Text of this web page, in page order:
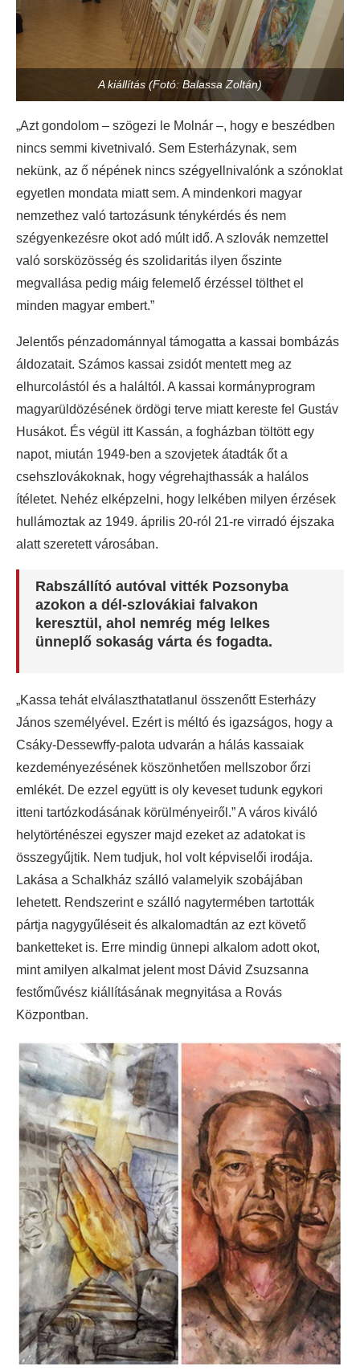
A kiállítás (Fotó: Balassa Zoltán)
„Azt gondolom – szögezi le Molnár –, hogy e beszédben
nincs semmi kivetnivaló. Sem Esterházynak, sem
nekünk, az ő népének nincs szégyellnivalónk a szónoklat
egyetlen mondata miatt sem. A mindenkori magyar
nemzethez való tartozásunk ténykérdés és nem
szégyenkezésre okot adó múlt idő. A szlovák nemzettel
való sorsközösség és szolidaritás ilyen őszinte
megvallása pedig máig felemelő érzéssel tölthet el
minden magyar embert.”
Jelentős pénzadománnyal támogatta a kassai bombázás
áldozatait. Számos kassai zsidót mentett meg az
elhurcolástól és a haláltól. A kassai kormányprogram
magyarüldözésének ördögi terve miatt kereste fel Gustáv
Husákot. És végül itt Kassán, a fogházban töltött egy
napot, miután 1949-ben a szovjetek átadták őt a
csehszlovákoknak, hogy végrehajthassák a halálos
ítéletet. Nehéz elképzelni, hogy lelkében milyen érzések
hullámoztak az 1949. április 20-ról 21-re virradó éjszaka
alatt szeretett városában.
Rabszállító autóval vitték Pozsonyba
azokon a dél-szlovákiai falvakon
keresztül, ahol nemrég még lelkes
ünneplő sokaság várta és fogadta.
„Kassa tehát elválaszthatatlanul összenőtt Esterházy
János személyével. Ezért is méltó és igazságos, hogy a
Csáky-Dessewffy-palota udvarán a hálás kassaiak
kezdeményezésének köszönhetően mellszobor őrzi
emlékét. De ezzel együtt is oly keveset tudunk egykori
itteni tartózkodásának körülményeiről.” A város kiváló
helytörténészei egyszer majd ezeket az adatokat is
összegyűjtik. Nem tudjuk, hol volt képviselői irodája.
Lakása a Schalkház szálló valamelyik szobájában
lehetett. Rendszerint e szálló nagytermében tartották
pártja nagygyűléseit és alkalomadtán az ezt követő
banketteket is. Erre mindig ünnepi alkalom adott okot,
mint amilyen alkalmat jelent most Dávid Zsuzsanna
festőművész kiállításának megnyitása a Rovás
Központban.